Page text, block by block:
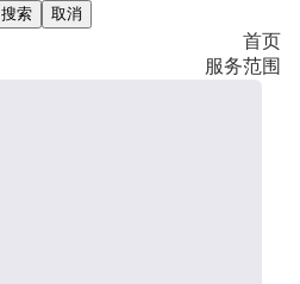
搜索 取消
首页
服务范围